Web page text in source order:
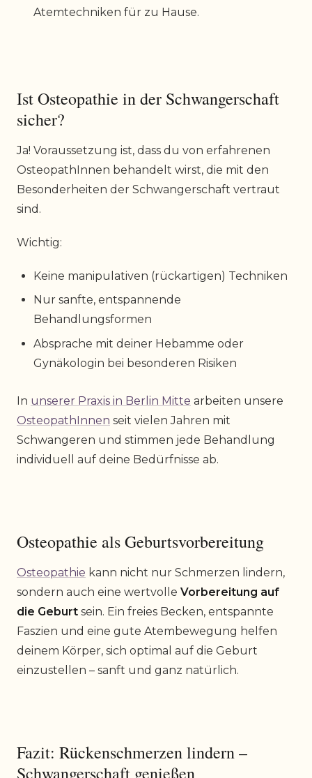
Atemtechniken für zu Hause.
Ist Osteopathie in der Schwangerschaft
sicher?
Ja! Voraussetzung ist, dass du von erfahrenen
OsteopathInnen behandelt wirst, die mit den
Besonderheiten der Schwangerschaft vertraut
sind.
Wichtig:
Keine manipulativen (rückartigen) Techniken
Nur sanfte, entspannende
Behandlungsformen
Absprache mit deiner Hebamme oder
Gynäkologin bei besonderen Risiken
In unserer Praxis in Berlin Mitte arbeiten unsere
OsteopathInnen seit vielen Jahren mit
Schwangeren und stimmen jede Behandlung
individuell auf deine Bedürfnisse ab.
Osteopathie als Geburtsvorbereitung
Osteopathie kann nicht nur Schmerzen lindern,
sondern auch eine wertvolle Vorbereitung auf
die Geburt sein. Ein freies Becken, entspannte
Faszien und eine gute Atembewegung helfen
deinem Körper, sich optimal auf die Geburt
einzustellen – sanft und ganz natürlich.
Fazit: Rückenschmerzen lindern –
Schwangerschaft genießen